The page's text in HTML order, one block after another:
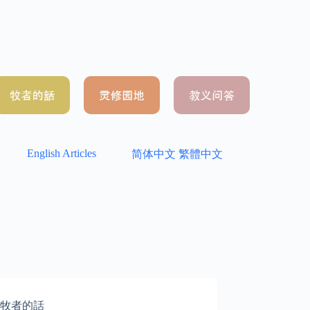
English Articles 简体中文 繁體中文
牧者的話